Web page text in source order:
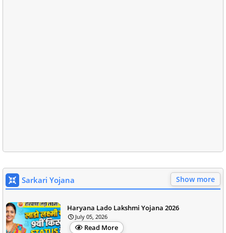
Sarkari Yojana Show more
Haryana Lado Lakshmi Yojana 2026
July 05, 2026
Read More